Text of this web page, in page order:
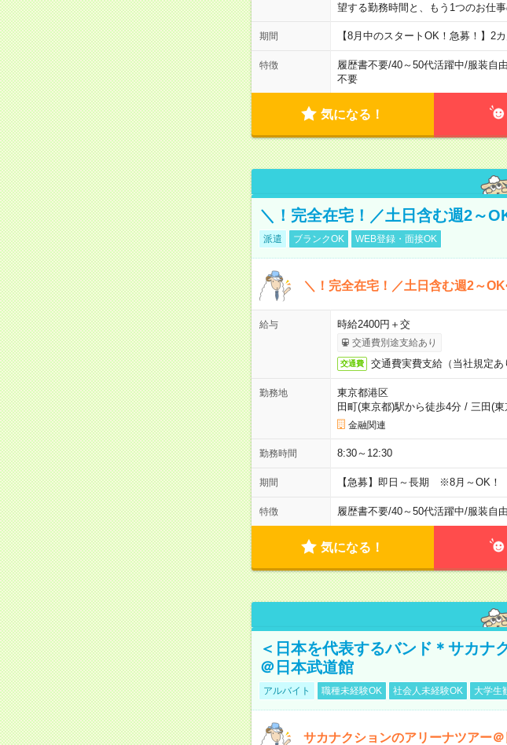
望する勤務時間と、もう1つのお仕
期間 【8月中のスタートOK！急募！】2
特徴 履歴書不要/40～50代活躍中/服装自由
不要
気になる！
＼！完全在宅！／土日含む週2～
派遣 ブランクOK WEB登録・面接OK
＼！完全在宅！／土日含む週2～
給与 時給2400円＋交
交通費別途支給あり
交通費 交通費実費支給（当社規定あ
勤務地
東京都港区
田町(東京都)駅から徒歩4分/ 三田(
金融関連
勤務時間 8:30～12:30
期間 【急募】即日～長期 ※8月～OK！
特徴 履歴書不要/40～50代活躍中/服装自由
気になる！
＜日本を代表するバンド＊サカナ
＠日本武道館
アルバイト 職種未経験OK 社会人未経験OK 大学生
サカナクションのアリーナツアー